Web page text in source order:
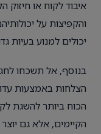
איבוד לקוח או
והקפיצות על
יכולים למנוע בעיות
בנוסף, אל תשכחו
הצלחות באמצעות
הכוח ביותר להשגת
הקיימים, אלא גם